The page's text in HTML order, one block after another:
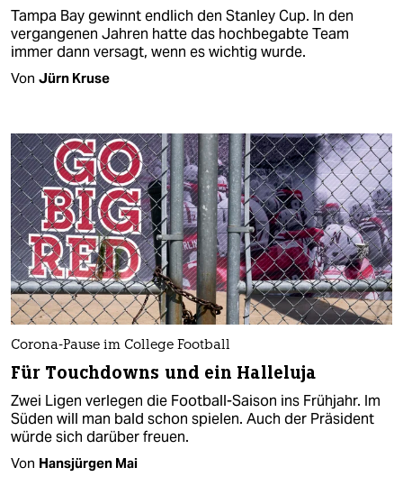
Tampa Bay gewinnt endlich den Stanley Cup. In den
vergangenen Jahren hatte das hochbegabte Team
immer dann versagt, wenn es wichtig wurde.
Von Jürn Kruse
Corona-Pause im College Football
Für Touchdowns und ein Halleluja
Zwei Ligen verlegen die Football-Saison ins Frühjahr. Im
Süden will man bald schon spielen. Auch der Präsident
würde sich darüber freuen.
Von Hansjürgen Mai